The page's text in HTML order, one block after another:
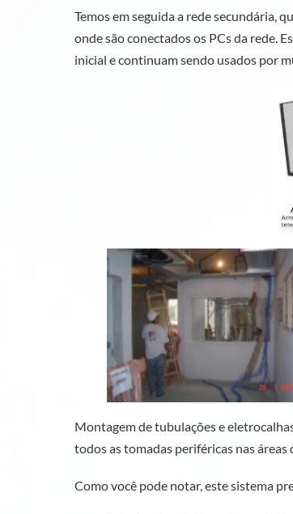
Temos em seguida a rede secundária,
onde são conectados os PCs da rede.
inicial e continuam sendo usados por
Montagem de tubulações e
todos as tomadas periféricas nas áreas
Como você pode notar, este sistema